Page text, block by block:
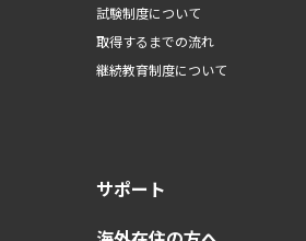
試験制度について
取得するまでの流れ
継続教育制度について
サポート